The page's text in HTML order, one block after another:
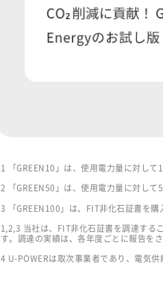
1 「GREEN10」は、使用電力量に対し
2 「GREEN50」は、使用電力量に対し
3 「GREEN100」は、FIT非化石証書を
1,2,3 当社は、FIT非化石証書を調達する
す。調達の実績は、各年度ごとに報告を
4 U-POWERは取次事業者であり、電気供